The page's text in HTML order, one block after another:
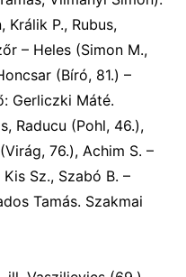
Králik P., Rubus,
– Heles (Simon M.,
(Bíró, 81.) –
Gerliczki Máté.
Raducu (Pohl, 46.),
76.), Achim S. –
Sz., Szabó B. –
Tamás. Szakmai